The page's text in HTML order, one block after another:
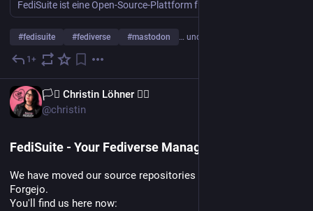
#fedisuite #fediverse #mastodon … und 7 weitere
1+
🏳️‍⚧️ Christin Löhner 🏳️‍🌈
@christin
FediSuite - Your Fediverse Management Platform
We have moved our source repositories to our self hosted
Forgejo.
You'll find us here now: